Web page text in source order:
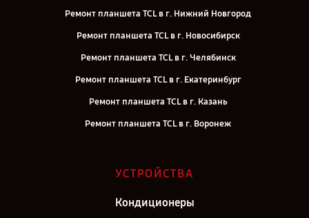
Ремонт планшета TCL в г. Нижний Новгород
Ремонт планшета TCL в г. Новосибирск
Ремонт планшета TCL в г. Челябинск
Ремонт планшета TCL в г. Екатеринбург
Ремонт планшета TCL в г. Казань
Ремонт планшета TCL в г. Воронеж
Ремонт планшета TCL в г. Самара
Ремонт планшета TCL в г. Санкт-Петербург
УСТРОЙСТВА
Кондиционеры